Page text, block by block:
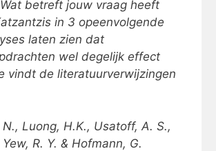
betreft jouw vraag heeft
in 3 opeenvolgende
laten zien dat
wel degelijk effect
vindt de literatuurverwijzingen
Luong, H.K., Usatoff, A. S.,
R. Y. & Hofmann, G.